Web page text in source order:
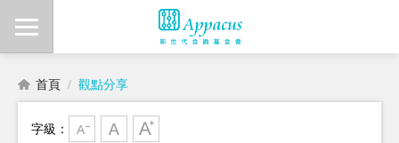
首頁 觀點分享
字級：